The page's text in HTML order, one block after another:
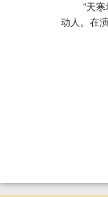
“天
动人。在